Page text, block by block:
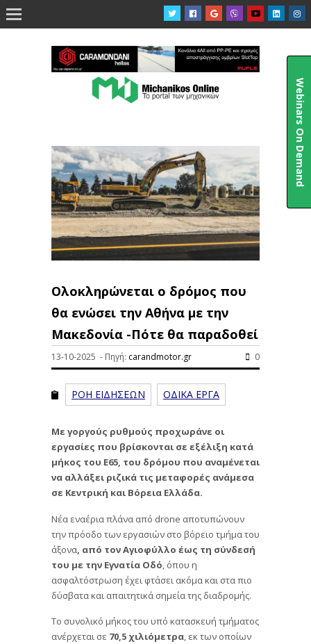

Ολοκληρώνεται ο δρόμος που
θα ενώσει την Αθήνα με την
Μακεδονία -Πότε θα παραδοθεί
13-10-2025 - Πηγή: carandmotor.gr 0
ΡΟΗ ΕΙΔΗΣΕΩΝ ΟΔΙΚΑ ΕΡΓΑ
Με γοργούς ρυθμούς προχωράνε οι
εργασίες που βρίσκονται σε εξέλιξη κατά
μήκος του Ε65, του δρόμου που αναμένεται
να αλλάξει ριζικά τις μεταφορές ανάμεσα
σε Κεντρική και Βόρεια Ελλάδα.
Νέα εναέρια πλάνα από drone αποτυπώνουν
την πρόοδο των εργασιών στο βόρειο τμήμα του
άξονα , από τον Αγιοφύλλο έως τη σύνδεσή
του με την Εγνατία Οδό , όπου η
ασφαλτόστρωση έχει φτάσει ακόμα και στα πιο
δύσβατα και απαιτητικά σημεία της διαδρομής.
Το συνολικό μήκος του υπό κατασκευή τμήματος
ανέρχεται σε 70,5 χιλιόμετρα , εκ των οποίων
Webinars On Demand